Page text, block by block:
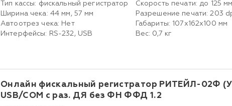
Тип кассы: фискальный регистратор
Ширина чека: 44 мм, 57 мм
Автоотрез чека: Нет
Интерфейсы: RS-232, USB
Скорость печати: до 125
Разрешение печати: 203
Габариты: 107х162х100 мм
Вес: 0,7 кг
Онлайн фискальный регистратор РИТЕЙЛ-02Ф
USB/COM с раз. ДЯ без ФН ФФД 1.2